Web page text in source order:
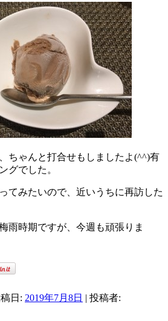
ちゃんと打合せもしましたよ(^^)有
グでした。
てみたいので、近いうちに再訪した
雨時期ですが、今週も頑張りま
日: 2019年7月8日 | 投稿者: